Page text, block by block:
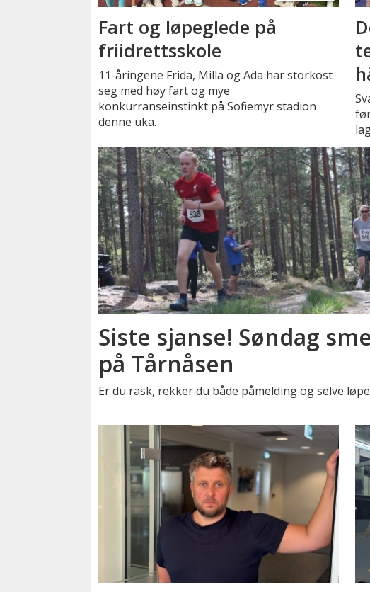
Fart og løpeglede på
friidrettsskole
11-åringene Frida, Milla og Ada har storkost
seg med høy fart og mye
konkurranseinstinkt på Sofiemyr stadion
denne uka.
Siste sjanse! Søndag
på Tårnåsen
Er du rask, rekker du både påmelding og selve